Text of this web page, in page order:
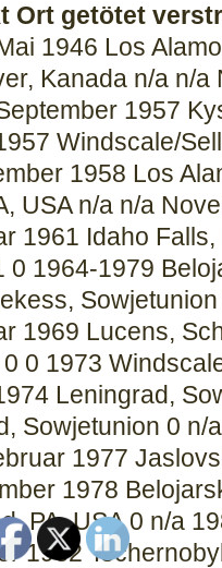
Ort getötet
1946 Los
Kanada n/a n/
1957
Windscale/
1958 Los
USA n/a n/a
1961 Idaho
0 1964-1979
1969 Lucens,
0 0 1973
Leningrad,
Sowjetunion 0 n/
1977
1978
PA, USA 0 n/a
1982